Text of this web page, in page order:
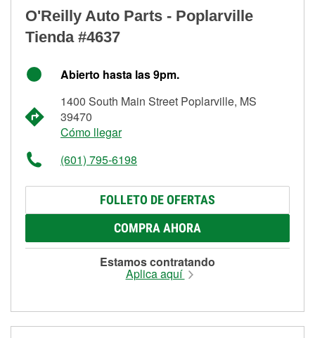
O'Reilly Auto Parts - Poplarville
Tienda #4637
Abierto hasta las 9pm.
1400 South Main Street Poplarville, MS
39470
Cómo llegar
(601) 795-6198
FOLLETO DE OFERTAS
COMPRA AHORA
Estamos contratando
Aplica aquí